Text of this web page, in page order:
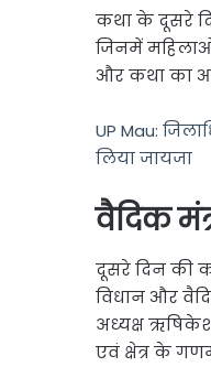
कथा के दूसरे
जिनमें
और कथा का
UP Mau:
लिया जायजा
वैदिक
दूसरे दिन की
विधान और
अध्यक्ष
एवं क्षेत्र के